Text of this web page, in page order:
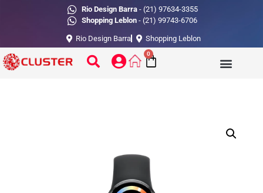
Rio Design Barra- (21) 97634-3355
Shopping Leblon - (21) 99743-6706
Rio Design Barra Shopping Leblon
0